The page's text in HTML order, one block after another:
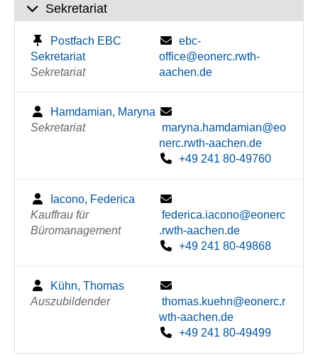
Sekretariat
Postfach EBC
Sekretariat
Sekretariat
ebc-
office@eonerc.rwth-
aachen.de
Hamdamian, Maryna
Sekretariat
maryna.hamdamian@eo
nerc.rwth-aachen.de
+49 241 80-49760
Iacono, Federica
Kauffrau für
Büromanagement
federica.iacono@eonerc
.rwth-aachen.de
+49 241 80-49868
Kühn, Thomas
Auszubildender
thomas.kuehn@eonerc.r
wth-aachen.de
+49 241 80-49499